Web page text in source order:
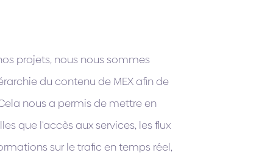
projets, nous nous sommes
du contenu de MEX afin de
nous a permis de mettre en
que l'accès aux services, les flux
sur le trafic en temps réel,